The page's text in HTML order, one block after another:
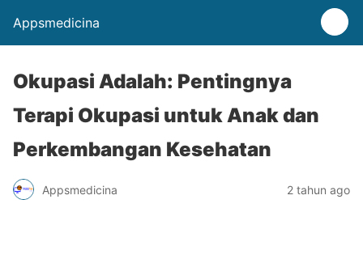
Appsmedicina
Okupasi Adalah: Pentingnya
Terapi Okupasi untuk Anak dan
Perkembangan Kesehatan
Appsmedicina 2 tahun ago